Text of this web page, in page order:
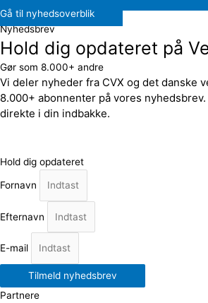
Gå til nyhedsoverblik
Nyhedsbrev
Hold dig opdateret på
Gør som 8.000+ andre
Vi deler nyheder fra CVX og det danske
8.000+ abonnenter på vores
direkte i din indbakke.
Hold dig opdateret
Fornavn
Efternavn
E-mail
Tilmeld nyhedsbrev
Partnere